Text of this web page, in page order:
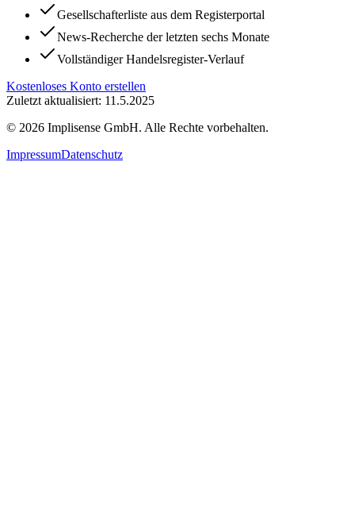
Gesellschafterliste aus dem Registerportal
News-Recherche der letzten sechs Monate
Vollständiger Handelsregister-Verlauf
Kostenloses Konto erstellen
Zuletzt aktualisiert: 11.5.2025
© 2026 Implisense GmbH. Alle Rechte vorbehalten.
ImpressumDatenschutz